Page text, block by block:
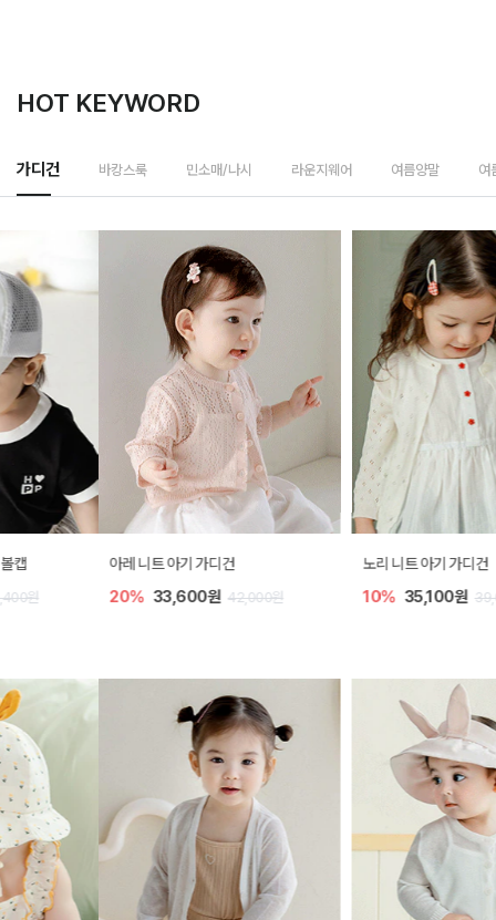
HOT KEYWORD
가디건 바캉스룩 민소매/나시 라운지웨어 여름양말 여
아레 니트 아기 가디건
20% 33,600원 42,000원
노리 니트 아기 가디건
10% 35,100원 39,000원